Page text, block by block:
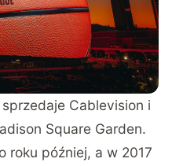
Cablevision i
Square Garden.
roku później, a w 2017